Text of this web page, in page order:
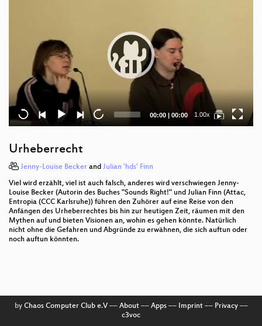
Current
00:00 | Total
00:00 1.00x
Urheberrecht
Jenny-Louise Becker and Julian 'hds' Finn
Viel wird erzählt, viel ist auch falsch, anderes wird verschwiegen Jenny-
Louise Becker (Autorin des Buches "Sounds Right!" und Julian Finn (Attac,
Entropia (CCC Karlsruhe)) führen den Zuhörer auf eine Reise von den
Anfängen des Urheberrechtes bis hin zur heutigen Zeit, räumen mit den
Mythen auf und bieten Visionen an, wohin es gehen könnte. Natürlich
nicht ohne die Gefahren und Abgründe zu erwähnen, die sich auftun oder
noch auftun könnten.
by Chaos Computer Club e.V–– About–– Apps–– Imprint–– Privacy––
c3voc